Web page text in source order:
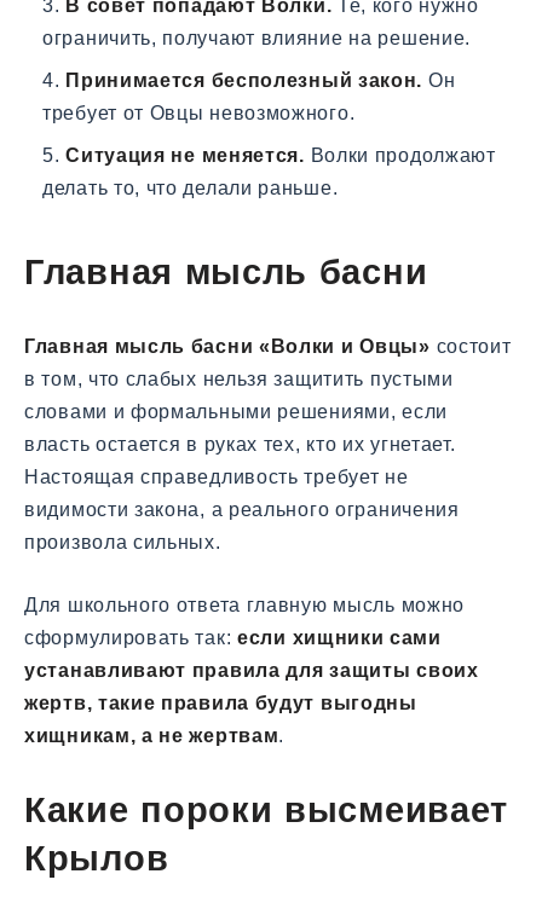
В совет попадают Волки. Те, кого нужно
ограничить, получают влияние на решение.
Принимается бесполезный закон. Он
требует от Овцы невозможного.
Ситуация не меняется. Волки продолжают
делать то, что делали раньше.
Главная мысль басни
Главная мысль басни «Волки и Овцы» состоит
в том, что слабых нельзя защитить пустыми
словами и формальными решениями, если
власть остается в руках тех, кто их угнетает.
Настоящая справедливость требует не
видимости закона, а реального ограничения
произвола сильных.
Для школьного ответа главную мысль можно
сформулировать так: если хищники сами
устанавливают правила для защиты своих
жертв, такие правила будут выгодны
хищникам, а не жертвам.
Какие пороки высмеивает
Крылов